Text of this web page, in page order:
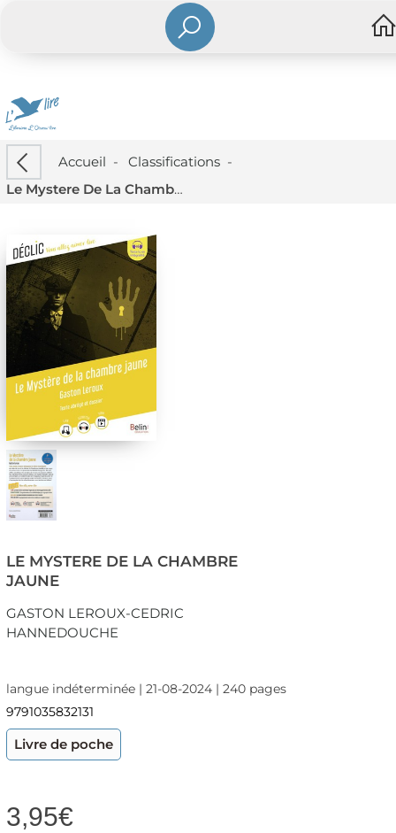
Accueil - Classifications-
Le Mystere De La Chambre Jaune
LE MYSTERE DE LA CHAMBRE
JAUNE
GASTON LEROUX-CEDRIC
HANNEDOUCHE
langue indéterminée | 21-08-2024 | 240 pages
9791035832131
Livre de poche
3,95€